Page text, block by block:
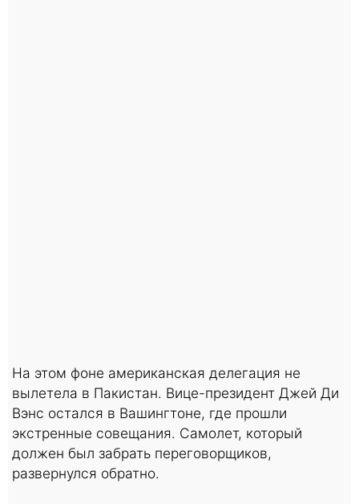
На этом фоне американская делегация не
вылетела в Пакистан. Вице-президент Джей Ди
Вэнс остался в Вашингтоне, где прошли
экстренные совещания. Самолет, который
должен был забрать переговорщиков,
развернулся обратно.